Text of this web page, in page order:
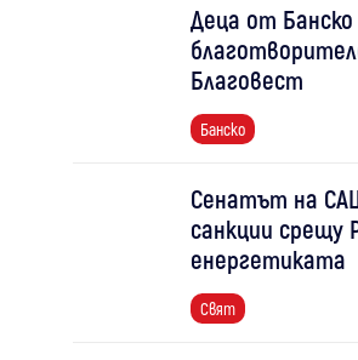
Деца от
Благовест
Банско
Сенатът на
санкции срещу
енергетиката
Свят